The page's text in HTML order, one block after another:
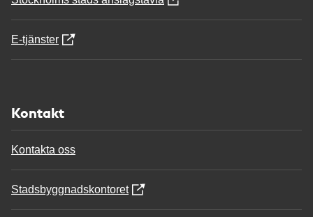
E-tjänster
Kontakt
Kontakta oss
Stadsbyggnadskontoret